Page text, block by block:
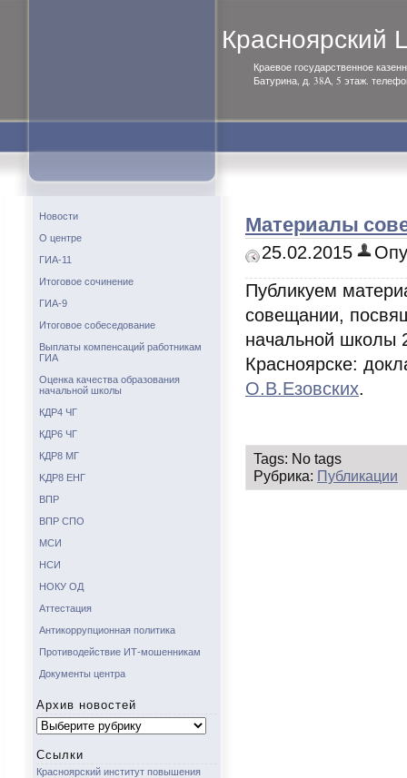
Красноярский
Краевое государственное
Батурина, д. 38А, 5 этаж.
Материалы
25.02.2015
Публикуем
совещании,
начальной школы
Красноярске:
О.В.Езовских.
Tags: No tags
Рубрика: Публикации
Новости
О центре
ГИА-11
Итоговое сочинение
ГИА-9
Итоговое собеседование
Выплаты компенсаций работникам
ГИА
Оценка качества образования
начальной школы
КДР4 ЧГ
КДР6 ЧГ
КДР8 МГ
KДР8 ЕНГ
ВПР
ВПР СПО
МСИ
НСИ
НОКУ ОД
Аттестация
Антикоррупционная политика
Противодействие ИТ-мошенникам
Документы центра
Архив новостей
Архив
новостей
Ссылки
Красноярский институт повышения